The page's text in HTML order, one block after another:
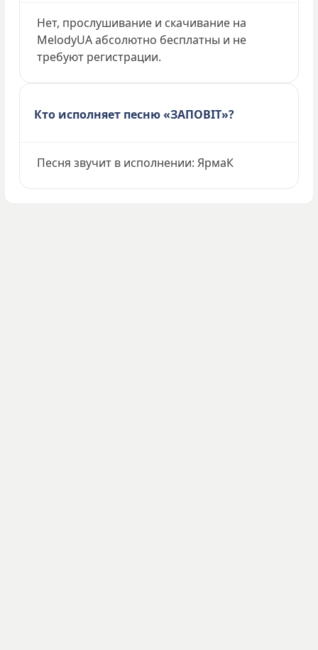
Нет, прослушивание и скачивание на
MelodyUA абсолютно бесплатны и не
требуют регистрации.
Кто исполняет песню «ЗАПОВІТ»?
Песня звучит в исполнении: ЯрмаК